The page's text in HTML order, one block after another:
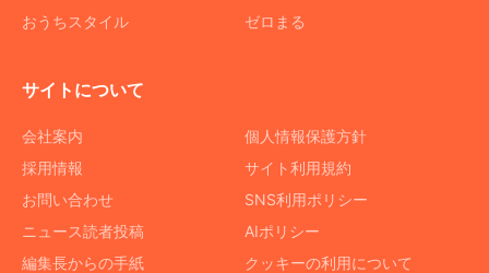
おうちスタイル
ゼロまる
サイトについて
会社案内
採用情報
お問い合わせ
ニュース読者投稿
編集長からの手紙
個人情報保護方針
サイト利用規約
SNS利用ポリシー
AIポリシー
クッキーの利用について